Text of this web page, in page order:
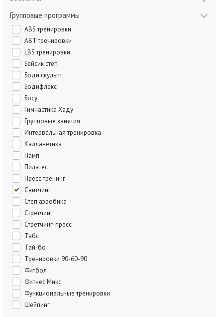
Групповые программы
ABS тренировки
ABT тренировки
LBS тренировки
Бейсик степ
Боди скульпт
Бодифлекс
Босу
Гимнастика Хаду
Групповые занятия
Интервальная тренировка
Калланетика
Памп
Пилатес
Пресс тренинг
Свитчинг
Степ аэробика
Стретчинг
Стретчинг-пресс
Табс
Тай-бо
Тренировки 90-60-90
Фитбол
Фитнес Микс
Функциональные тренировки
Шейпинг